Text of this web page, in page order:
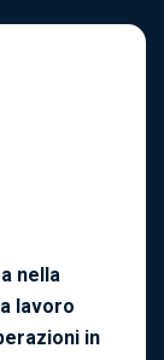
nella
lavoro
in